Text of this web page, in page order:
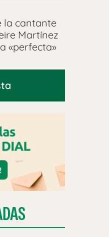
la cantante
Martínez
«perfecta»